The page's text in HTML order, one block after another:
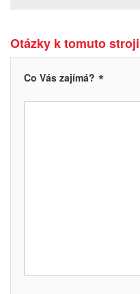
Otázky k tomuto stroji
Co Vás zajímá? *